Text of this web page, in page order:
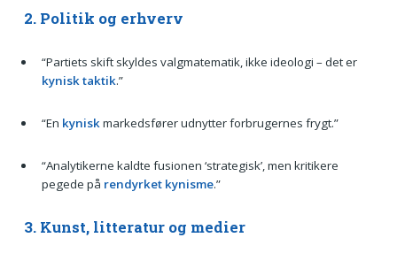
2. Politik og erhverv
“Partiets skift skyldes valgmatematik, ikke ideologi – det er
kynisk taktik.”
“En kyniskmarkedsfører udnytter forbrugernes frygt.”
“Analytikerne kaldte fusionen ‘strategisk’, men kritikere
pegede på rendyrket kynisme.”
3. Kunst, litteratur og medier